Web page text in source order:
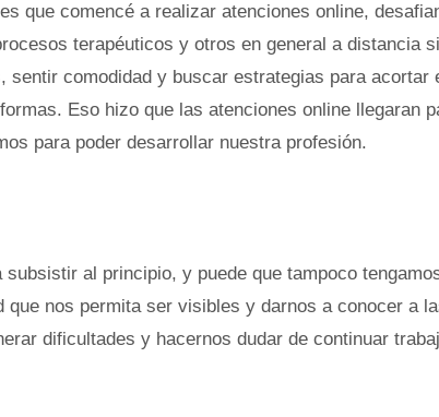
que comencé a realizar atenciones online,
terapéuticos y otros en general a distancia
sentir comodidad y buscar estrategias para acortar
Eso hizo que las atenciones online llegaran
para poder desarrollar nuestra profesión.
al principio, y puede que tampoco
nos permita ser visibles y darnos a conocer a
dificultades y hacernos dudar de continuar